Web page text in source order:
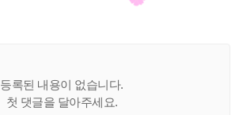
등록된 내용이 없습니다.
첫 댓글을 달아주세요.